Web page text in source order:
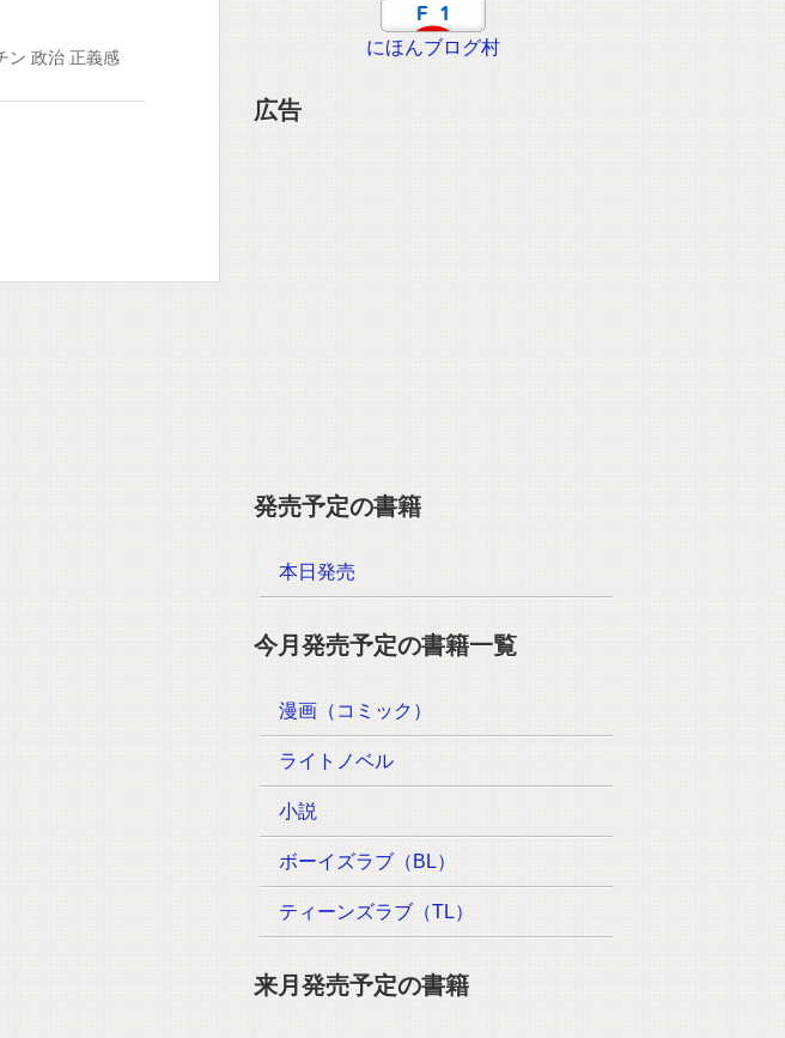
ン 政治 正義感
にほんブログ村
広告
発売予定の書籍
本日発売
今月発売予定の書籍一覧
漫画（コミック）
ライトノベル
小説
ボーイズラブ（BL）
ティーンズラブ（TL）
来月発売予定の書籍